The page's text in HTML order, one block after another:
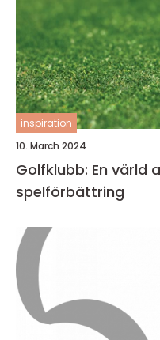
inspiration
10. March 2024
Golfklubb: En värld
spelförbättring